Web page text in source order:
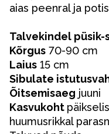
aias peenral ja
Talvekindel
Kõrgus 70-90 cm
Laius 15 cm
Sibulate
Õitsemisaeg juuni
Kasvukoht
huumusrikkal